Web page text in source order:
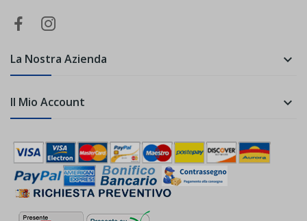
La Nostra Azienda 
Il Mio Account 